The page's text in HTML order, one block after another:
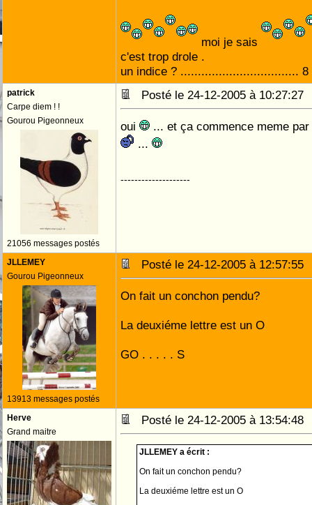
moi je sais
c'est trop drole .
un indice ? .................................. 8
patrick
Carpe diem ! !
Gourou Pigeonneux
21056 messages postés
Posté le 24-12-2005 à
oui
... et ça commence meme
...
--------------------
JLLEMEY
Gourou Pigeonneux
13913 messages postés
Posté le 24-12-2005 à
On fait un conchon pendu?
La deuxiéme lettre est un O
GO . . . . . S
Herve
Grand maitre
Posté le 24-12-2005 à
JLLEMEY a écrit :
On fait un conchon pendu?
La deuxiéme lettre est un O